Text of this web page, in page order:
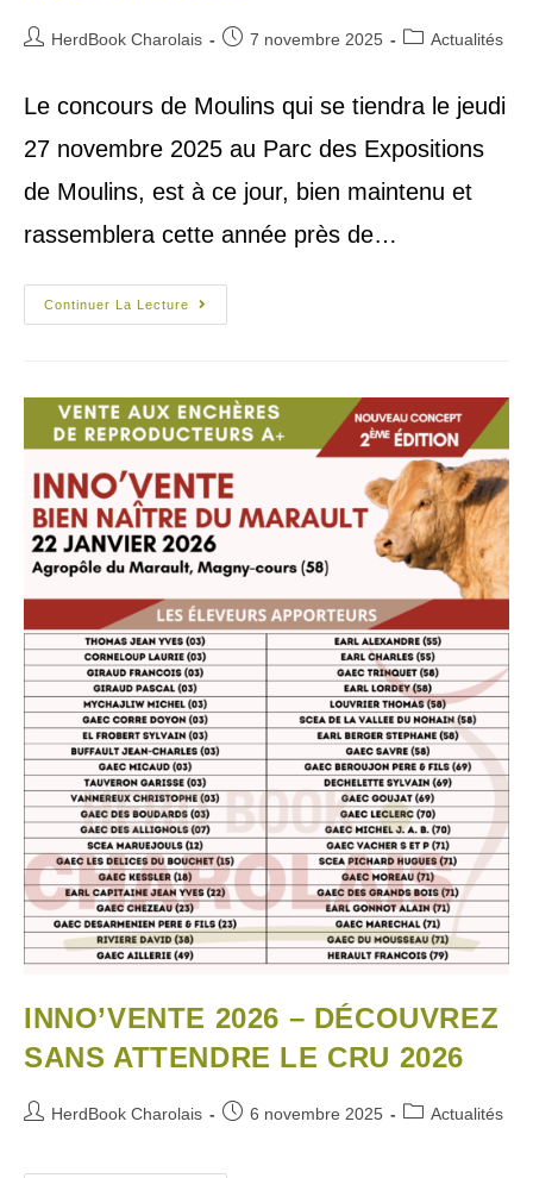
HerdBook Charolais 7 novembre 2025 Actualités
Le concours de Moulins qui se tiendra le jeudi
27 novembre 2025 au Parc des Expositions
de Moulins, est à ce jour, bien maintenu et
rassemblera cette année près de…
Continuer La Lecture
INNO’VENTE 2026 – DÉCOUVREZ
SANS ATTENDRE LE CRU 2026
HerdBook Charolais 6 novembre 2025 Actualités